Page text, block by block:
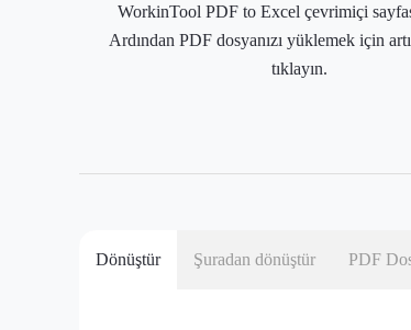
WorkinTool PDF to Excel çevrimiçi
Ardından PDF dosyanızı yüklemek için
tıklayın.
Dönüştür Şuradan dönüştür PDF